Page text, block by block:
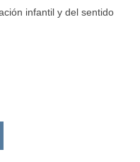
infantil y del sentido